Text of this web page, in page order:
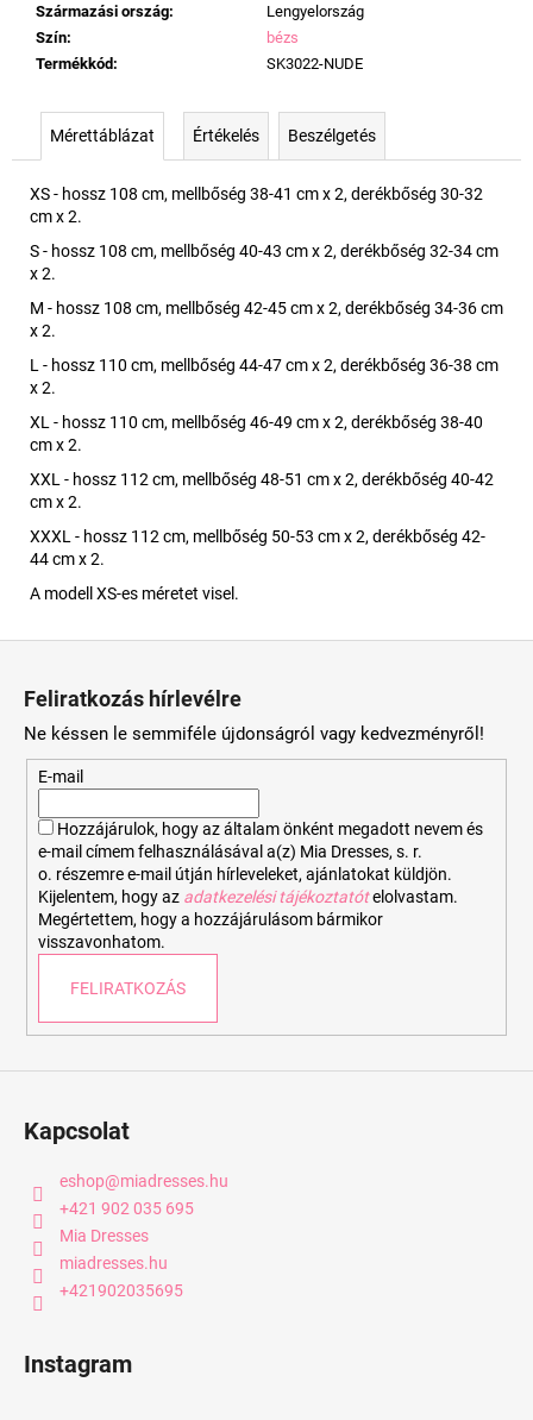
Származási ország:
Lengyelország
Szín:
bézs
Termékkód: SK3022-NUDE
Mérettáblázat Értékelés Beszélgetés
XS - hossz 108 cm, mellbőség 38-41 cm x 2, derékbőség 30-32
cm x 2.
S - hossz 108 cm, mellbőség 40-43 cm x 2, derékbőség 32-34 cm
x 2.
M - hossz 108 cm, mellbőség 42-45 cm x 2, derékbőség 34-36 cm
x 2.
L - hossz 110 cm, mellbőség 44-47 cm x 2, derékbőség 36-38 cm
x 2.
XL - hossz 110 cm, mellbőség 46-49 cm x 2, derékbőség 38-40
cm x 2.
XXL - hossz 112 cm, mellbőség 48-51 cm x 2, derékbőség 40-42
cm x 2.
XXXL - hossz 112 cm, mellbőség 50-53 cm x 2, derékbőség 42-
44 cm x 2.
A modell XS-es méretet visel.
Feliratkozás hírlevélre
Ne késsen le semmiféle újdonságról vagy kedvezményről!
E-mail
Hozzájárulok, hogy az általam önként megadott nevem és
e-mail címem felhasználásával a(z) Mia Dresses, s. r.
o. részemre e-mail útján hírleveleket, ajánlatokat küldjön.
Kijelentem, hogy az adatkezelési tájékoztatót elolvastam.
Megértettem, hogy a hozzájárulásom bármikor
visszavonhatom.
FELIRATKOZÁS
Kapcsolat
eshop@miadresses.hu
+421 902 035 695
Mia Dresses
miadresses.hu
+421902035695
Instagram